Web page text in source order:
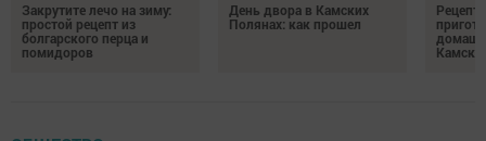
Закрутите лечо на зиму:
простой рецепт из
болгарского перца и
помидоров
День двора в Камских
Полянах: как прошел